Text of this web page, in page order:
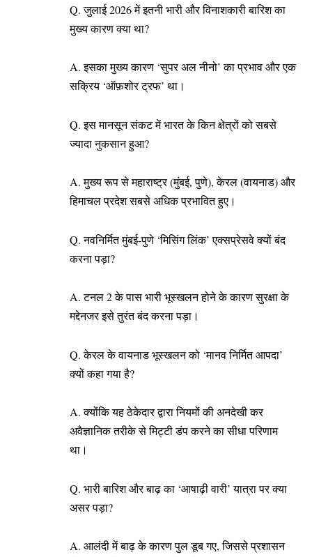
Q. जुलाई 2026 में इतनी भारी और विनाशकारी बारिश का
मुख्य कारण क्या था?
A. इसका मुख्य कारण ‘सुपर अल नीनो’ का प्रभाव और एक
सक्रिय ‘ऑफ़शोर ट्रफ’ था।
Q. इस मानसून संकट में भारत के किन क्षेत्रों को सबसे
ज्यादा नुकसान हुआ?
A. मुख्य रूप से महाराष्ट्र (मुंबई, पुणे), केरल (वायनाड) और
हिमाचल प्रदेश सबसे अधिक प्रभावित हुए।
Q. नवनिर्मित मुंबई-पुणे ‘मिसिंग लिंक’ एक्सप्रेसवे क्यों बंद
करना पड़ा?
A. टनल 2 के पास भारी भूस्खलन होने के कारण सुरक्षा के
मद्देनजर इसे तुरंत बंद करना पड़ा।
Q. केरल के वायनाड भूस्खलन को ‘मानव निर्मित आपदा’
क्यों कहा गया है?
A. क्योंकि यह ठेकेदार द्वारा नियमों की अनदेखी कर
अवैज्ञानिक तरीके से मिट्टी डंप करने का सीधा परिणाम
था।
Q. भारी बारिश और बाढ़ का ‘आषाढ़ी वारी’ यात्रा पर क्या
असर पड़ा?
A. आलंदी में बाढ़ के कारण पुल डूब गए, जिससे प्रशासन